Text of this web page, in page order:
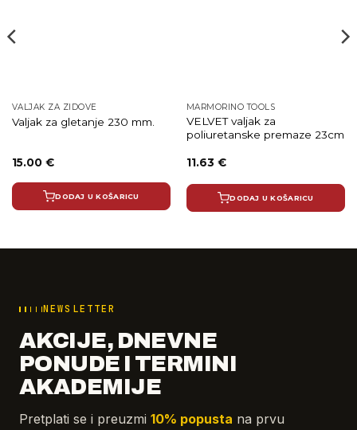
VALJAK ZA ZIDOVE
Valjak za gletanje 230 mm.
15.00 €
DODAJ U KOŠARICU
MARMORINO TOOLS
VELVET valjak za
poliuretanske premaze 23cm
11.63 €
DODAJ U KOŠARICU
NEWSLETTER
AKCIJE, DNEVNE
PONUDE I TERMINI
AKADEMIJE
Pretplati se i preuzmi 10% popusta na prvu